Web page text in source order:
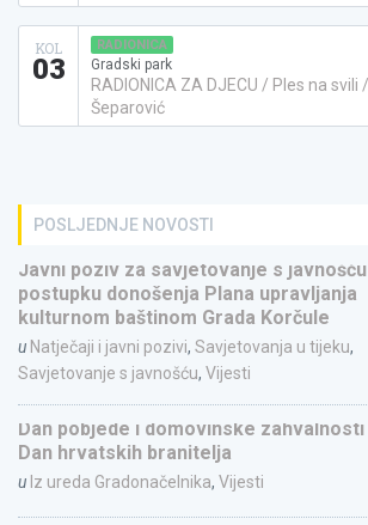
KOL
03
RADIONICA
Gradski park
RADIONICA ZA DJECU / Ples na svili
Šeparović
POSLJEDNJE NOVOSTI
Javni poziv za savjetovanje s
postupku donošenja Plana upravljanja
kulturnom baštinom Grada Korčule
u Natječaji i javni pozivi, Savjetovanja u tijeku,
Savjetovanje s javnošću, Vijesti
Dan pobjede i domovinske zahvalnosti
Dan hrvatskih branitelja
u Iz ureda Gradonačelnika, Vijesti